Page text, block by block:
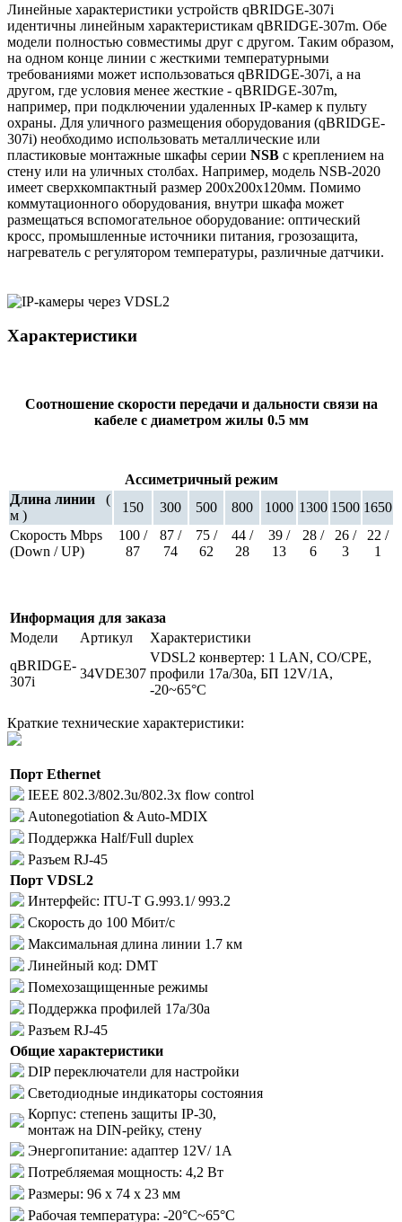
Линейные характеристики устройств qBRIDGE-307i
идентичны линейным характеристикам qBRIDGE-307m. Обе
модели полностью совместимы друг с другом. Таким образом,
на одном конце линии с жесткими температурными
требованиями может использоваться qBRIDGE-307i, а на
другом, где условия менее жесткие - qBRIDGE-307m,
например, при подключении удаленных IP-камер к пульту
охраны. Для уличного размещения оборудования (qBRIDGE-
307i) необходимо использовать металлические или
пластиковые монтажные шкафы серии NSB с креплением на
стену или на уличных столбах. Например, модель NSB-2020
имеет сверхкомпактный размер 200x200x120мм. Помимо
коммутационного оборудования, внутри шкафа может
размещаться вспомогательное оборудование: оптический
кросс, промышленные источники питания, грозозащита,
нагреватель с регулятором температуры, различные датчики.
Характеристики
Соотношение скорости передачи и дальности связи на
кабеле с диаметром жилы 0.5 мм
Ассиметричный режим
Длина линии (
м )
150 300 500 800 1000 1300 1500 1650
Скорость Mbps
(Down / UP)
100 /
87
87 /
74
75 /
62
44 /
28
39 /
13
28 /
6
26 /
3
22 /
1
Информация для заказа
Модели
Артикул
Характеристики
qBRIDGE-
307i
34VDE307
VDSL2 конвертер: 1 LAN, CO/CPE,
профили 17a/30a, БП 12V/1А,
-20~65°C
Краткие технические характеристики:
Порт Ethernet
IEEE 802.3/802.3u/802.3x flow control
Autonegotiation & Auto-MDIX
Поддержка Half/Full duplex
Разъем RJ-45
Порт VDSL2
Интерфейс: ITU-T G.993.1/ 993.2
Скорость до 100 Мбит/с
Максимальная длина линии 1.7 км
Линейный код: DMT
Помехозащищенные режимы
Поддержка профилей 17a/30a
Разъем RJ-45
Общие характеристики
DIP переключатели для настройки
Светодиодные индикаторы состояния
Корпус: степень защиты IP-30,
монтаж на DIN-рейку, стену
Энергопитание: адаптер 12V/ 1А
Потребляемая мощность: 4,2 Вт
Размеры: 96 x 74 x 23 мм
Рабочая температура: -20°C~65°C